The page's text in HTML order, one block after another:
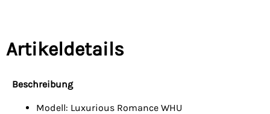
Artikeldetails
Beschreibung
Modell: Luxurious Romance WHU